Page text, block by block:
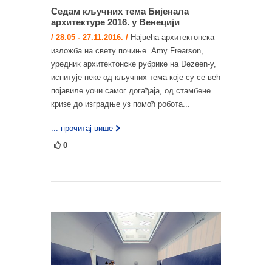
Седам кључних тема Бијенала
архитектуре 2016. у Венецији
/ 28.05 - 27.11.2016. / Највећа архитектонска
изложба на свету почиње. Amy Frearson,
уредник архитектонске рубрике на Dezeen-у,
испитује неке од кључних тема које су се већ
појавиле уочи самог догађаја, од стамбене
кризе до изградње уз помоћ робота...
... прочитај више
0